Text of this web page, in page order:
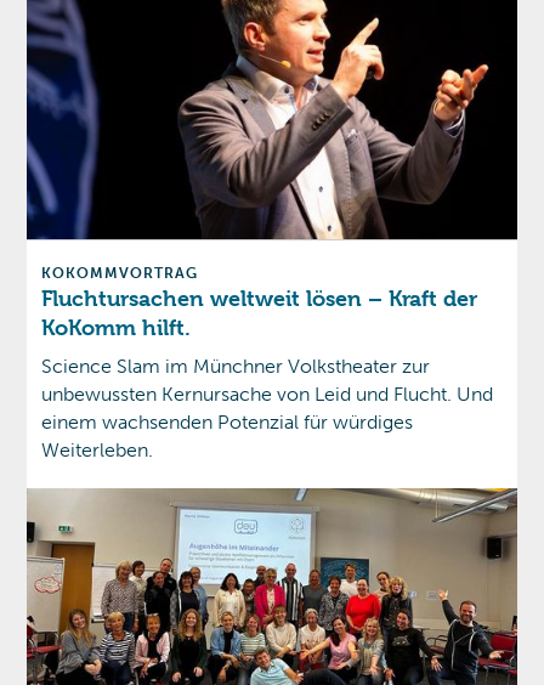
KOKOMMVORTRAG
Fluchtursachen weltweit lösen – Kraft der
KoKomm hilft.
Science Slam im Münchner Volkstheater zur
unbewussten Kernursache von Leid und Flucht. Und
einem wachsenden Potenzial für würdiges
Weiterleben.